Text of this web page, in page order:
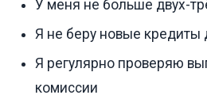
У меня не больше двух-
Я не беру новые кредиты
Я регулярно проверяю
комиссии